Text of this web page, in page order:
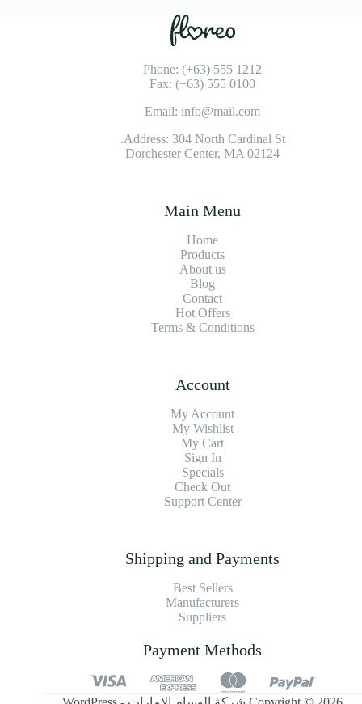
Phone: (+63) 555 1212
Fax: (+63) 555 0100
Email: info@mail.com
Address: 304 North Cardinal St.
Dorchester Center, MA 02124
Main Menu
Home
Products
About us
Blog
Contact
Hot Offers
Terms & Conditions
Account
My Account
My Wishlist
My Cart
Sign In
Specials
Check Out
Support Center
Shipping and Payments
Best Sellers
Manufacturers
Suppliers
Payment Methods